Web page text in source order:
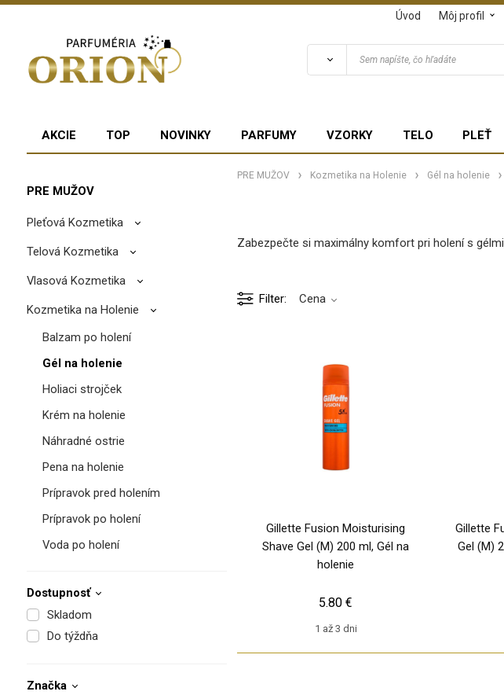
Úvod Môj profil
AKCIE TOP NOVINKY PARFUMY VZORKY TELO PLEŤ
PRE MUŽOV
Pleťová Kozmetika
Telová Kozmetika
Vlasová Kozmetika
Kozmetika na Holenie
Balzam po holení
Gél na holenie
Holiaci strojček
Krém na holenie
Náhradné ostrie
Pena na holenie
Prípravok pred holením
Prípravok po holení
Voda po holení
Dostupnosť
Skladom
Do týždňa
Značka
PRE MUŽOV Kozmetika na Holenie Gél na holenie
Zabezpečte si maximálny komfort pri holení s
Filter Cena
Gillette Fusion Moisturising
Shave Gel (M) 200 ml, Gél na
holenie
1 až 3 dni
5.80 €
Gillette
Gel (M)